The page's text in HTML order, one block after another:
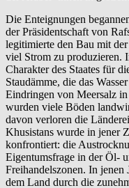
Die Enteignungen
der Präsidentschaft von
legitimierte den Bau mit
viel Strom zu produzieren.
Charakter des Staates für
Staudämme, die das
Eindringen von Meersalz
wurden viele Böden
davon verloren die
Khusistans wurde in jener
konfrontiert: die
Eigentumsfrage in der Öl-
Freihandelszonen. In jenen
dem Land durch die